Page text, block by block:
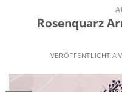
Rosenquarz
VERÖFFENTLICHT AM